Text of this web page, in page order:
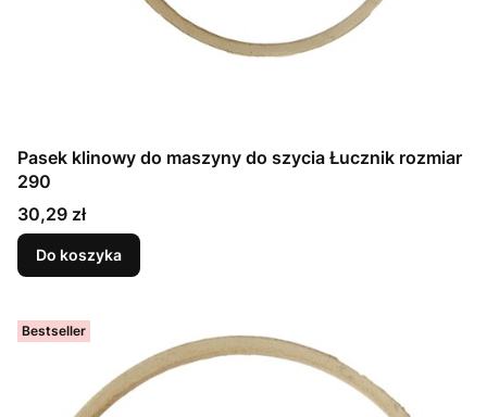
Pasek klinowy do maszyny do szycia Łucznik rozmiar
290
Cena
30,29 zł
Do koszyka
Bestseller